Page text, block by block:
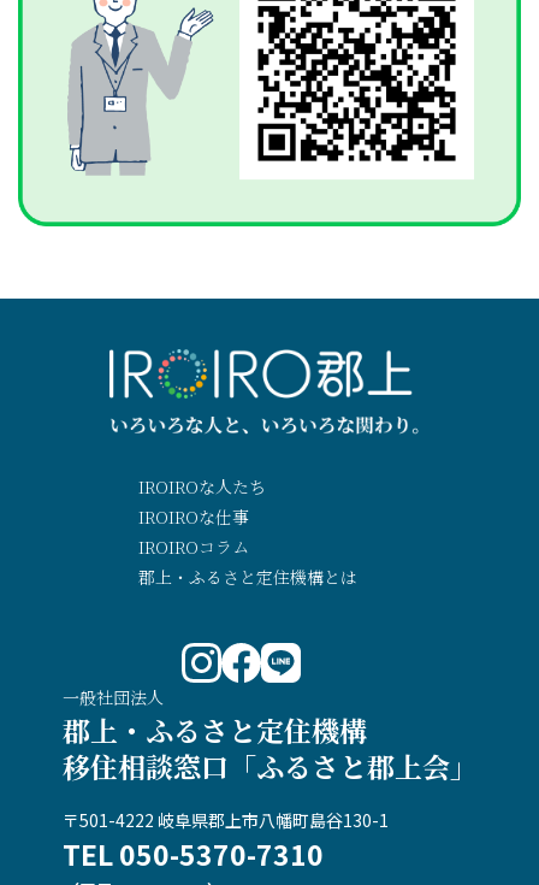
一般社団法人
郡上・ふるさと定住機構
移住相談窓口「ふるさと郡上会」
〒501-4222 岐阜県郡上市八幡町島谷130-1
TEL 050-5370-7310
IROIROな人たち
IROIROな仕事
IROIROコラム
郡上・ふるさと定住機構とは